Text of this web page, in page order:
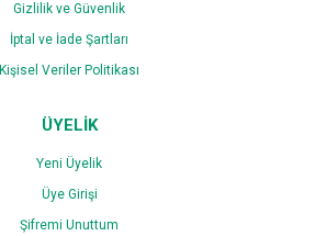
Gizlilik ve Güvenlik
İptal ve İade Şartları
Kişisel Veriler Politikası
ÜYELİK
Yeni Üyelik
Üye Girişi
Şifremi Unuttum